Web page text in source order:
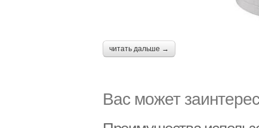
читать дальше →
Вас может